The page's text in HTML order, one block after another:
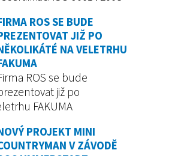
ROS SE BUDE
JIŽ PO
NA VELETRHU
ROS se bude
již po
FAKUMA
PROJEKT MINI
V ZÁVODĚ